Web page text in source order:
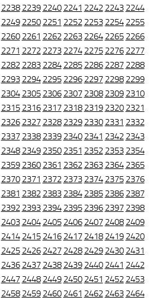
2238 2239 2240 2241 2242 2243 2244
2249 2250 2251 2252 2253 2254 2255
2260 2261 2262 2263 2264 2265 2266
2271 2272 2273 2274 2275 2276 2277
2282 2283 2284 2285 2286 2287 2288
2293 2294 2295 2296 2297 2298 2299
2304 2305 2306 2307 2308 2309 2310
2315 2316 2317 2318 2319 2320 2321
2326 2327 2328 2329 2330 2331 2332
2337 2338 2339 2340 2341 2342 2343
2348 2349 2350 2351 2352 2353 2354
2359 2360 2361 2362 2363 2364 2365
2370 2371 2372 2373 2374 2375 2376
2381 2382 2383 2384 2385 2386 2387
2392 2393 2394 2395 2396 2397 2398
2403 2404 2405 2406 2407 2408 2409
2414 2415 2416 2417 2418 2419 2420
2425 2426 2427 2428 2429 2430 2431
2436 2437 2438 2439 2440 2441 2442
2447 2448 2449 2450 2451 2452 2453
2458 2459 2460 2461 2462 2463 2464